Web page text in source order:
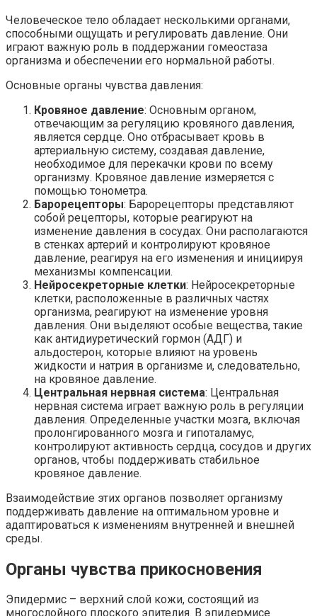
Человеческое тело обладает несколькими органами,
способными ощущать и регулировать давление. Они
играют важную роль в поддержании гомеостаза
организма и обеспечении его нормальной работы.
Основные органы чувства давления:
Кровяное давление: Основным органом,
отвечающим за регуляцию кровяного давления,
является сердце. Оно отбрасывает кровь в
артериальную систему, создавая давление,
необходимое для перекачки крови по всему
организму. Кровяное давление измеряется с
помощью тонометра.
Барорецепторы: Барорецепторы представляют
собой рецепторы, которые реагируют на
изменение давления в сосудах. Они располагаются
в стенках артерий и контролируют кровяное
давление, реагируя на его изменения и инициируя
механизмы компенсации.
Нейросекреторные клетки: Нейросекреторные
клетки, расположенные в различных частях
организма, реагируют на изменение уровня
давления. Они выделяют особые вещества, такие
как антидиуретический гормон (АДГ) и
альдостерон, которые влияют на уровень
жидкости и натрия в организме и, следовательно,
на кровяное давление.
Центральная нервная система: Центральная
нервная система играет важную роль в регуляции
давления. Определенные участки мозга, включая
пролонгированного мозга и гипоталамус,
контролируют активность сердца, сосудов и других
органов, чтобы поддерживать стабильное
кровяное давление.
Взаимодействие этих органов позволяет организму
поддерживать давление на оптимальном уровне и
адаптироваться к изменениям внутренней и внешней
среды.
Органы чувства прикосновения
Эпидермис – верхний слой кожи, состоящий из
многослойного плоского эпителия. В эпидермисе